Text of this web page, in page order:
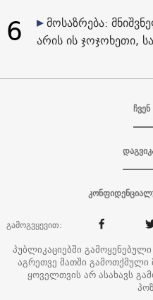
6
მოსაზრება:
არის ის ჯოჯოხეთი,
გამოგვყევით:
პუბლიკაციებში
აგრეთვე მათში გამოთქმული
ყოველთვის არ ასახავს